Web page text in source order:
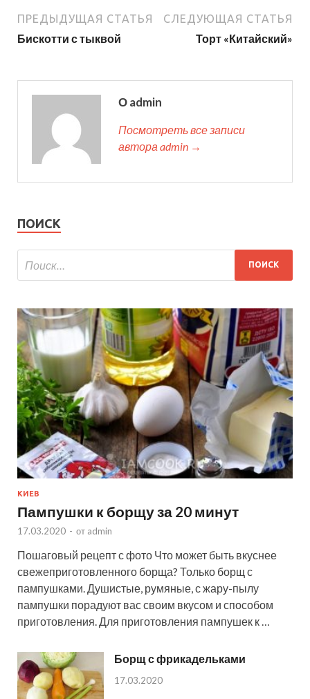
ПРЕДЫДУЩАЯ СТАТЬЯ
Бискотти с тыквой
СЛЕДУЮЩАЯ СТАТЬЯ
Торт «Китайский»
О admin
Посмотреть все записи
автора admin →
ПОИСК
КИЕВ
Пампушки к борщу за 20 минут
17.03.2020 - от admin
Пошаговый рецепт с фото Что может быть вкуснее
свежеприготовленного борща? Только борщ с
пампушками. Душистые, румяные, с жару-пылу
пампушки порадуют вас своим вкусом и способом
приготовления. Для приготовления пампушек к …
Борщ с фрикадельками
17.03.2020